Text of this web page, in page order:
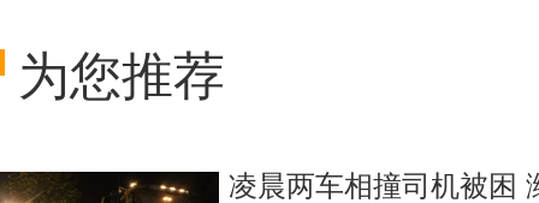
为您推荐
凌晨两车相撞司机被困